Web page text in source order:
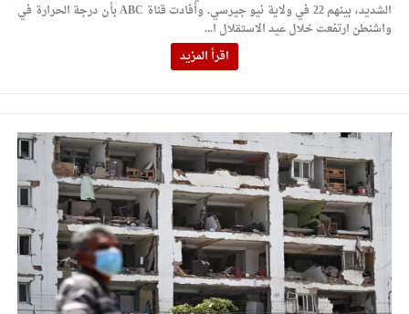
الشديد، بينهم 22 في ولاية نيو جيرسي. وأفادت قناة ABC بأن درجة الحرارة في
واشنطن ارتفعت خلال عيد الاستقلال ا...
اقرأ المزيد